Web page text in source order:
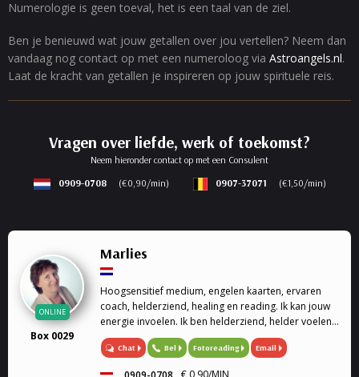
Numerologie is geen toeval, het is een taal van de ziel.
Ben je benieuwd wat jouw getallen over jou vertellen? Neem dan
vandaag nog contact op met een numeroloog via Astroangels.nl.
Laat de kracht van getallen je inspireren op jouw spirituele reis.
Vragen over liefde, werk of toekomst?
Neem hieronder contact op met een Consulent
0909-0708
(€0,90/min) 0907-37071 (€1,50/min)
ONLINE
Box 0029
Marlies
Hoogsensitief medium, engelen kaarten, ervaren
coach, helderziend, healing en reading. Ik kan jouw
energie invoelen. Ik ben helderziend, helder voelend
en helder horend. Ik kan helpen bij je spirituele
groei.
Chat Bel Fotoreading Email
€ 0,90/MIN